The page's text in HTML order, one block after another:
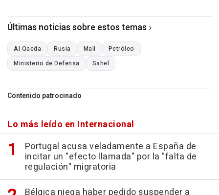
Últimas noticias sobre estos temas
Al Qaeda Rusia Malí
Petróleo
Ministerio de Defensa
Sahel
Contenido patrocinado
Lo más leído en Internacional
Portugal acusa veladamente a España de
incitar un "efecto llamada" por la "falta de
regulación" migratoria